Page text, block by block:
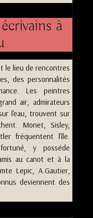
à
le lieu de rencontres
des personnalités
Les peintres
air, admirateurs
l'eau, trouvent sur
Monet, Sisley,
fréquentent l'île.
y posséde
au canot et à la
Lepic, A.Gautier,
deviennent des